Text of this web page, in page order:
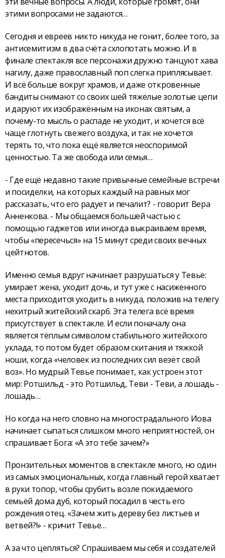
этими вопросами не задаются…
Сегодня и евреев никто никуда не гонит, более того, за
антисемитизм в два счёта схлопотать можно. И в
финале спектакля все персонажи дружно танцуют хава
нагилу, даже православный поп слегка приплясывает.
И всё больше вокруг храмов, и даже откровенные
бандиты снимают со своих шей тяжёлые золотые цепи
и даруют их изображённым на иконах святым, а
почему-то мысль о распаде не уходит, и хочется всё
чаще глотнуть свежего воздуха, и так не хочется
терять то, что пока ещё является неоспоримой
ценностью. Та же свобода или семья…
- Где ещё недавно такие привычные семейные встречи
и посиделки, на которых каждый на равных мог
рассказать, что его радует и печалит? - говорит Вера
Анненкова. - Мы общаемся большей частью с
помощью гаджетов или иногда выкраиваем время,
чтобы «пересечься» на 15 минут среди своих вечных
цейтнотов.
Именно семья вдруг начинает разрушаться у Тевье:
умирает жена, уходит дочь, и тут уже с насиженного
места приходится уходить в никуда, положив на телегу
нехитрый житейский скарб. Эта телега всё время
присутствует в спектакле. И если поначалу она
является тёплым символом стабильного житейского
уклада, то потом будет образом скитания и тяжкой
ноши, когда «человек из последних сил везёт свой
воз». Но мудрый Тевье понимает, как устроен этот
мир: Ротшильд - это Ротшильд, Теви - Теви, а лошадь -
лошадь…
Но когда на него словно на многострадального Иова
начинает сыпаться слишком много неприятностей, он
спрашивает Бога: «А это тебе зачем?»
Пронзительных моментов в спектакле много, но один
из самых эмоциональных, когда главный герой хватает
в руки топор, чтобы срубить возле покидаемого
семьёй дома дуб, который посадил в честь его
рождения отец. «Зачем жить дереву без листьев и
ветвей?!» - кричит Тевье…
А за что цепляться? Спрашиваем мы себя и создателей